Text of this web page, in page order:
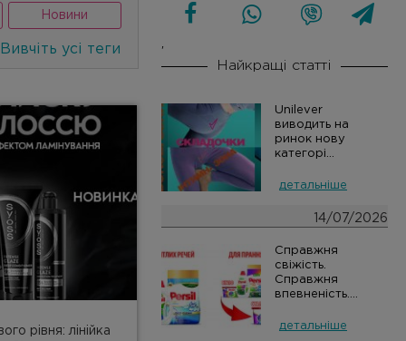
Новини
Вивчіть усі теги
рівня: лінійка
'
Найкращі статті
Unilever
виводить на
ринок нову
категорі...
детальніше
14/07/2026
Справжня
свіжість.
Справжня
впевненість....
детальніше